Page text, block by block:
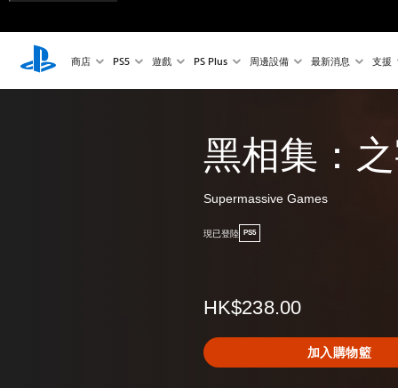
商店 PS5 遊戲 PS Plus 周邊設備 最新消息 支援
黑相集：
Supermassive Games
現已登陸 PS5
HK$238.00
加入購物籃